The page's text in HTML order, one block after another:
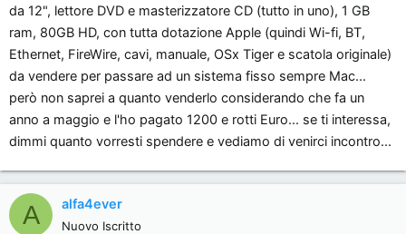
da 12", lettore DVD e masterizzatore CD (tutto in uno), 1 GB
ram, 80GB HD, con tutta dotazione Apple (quindi Wi-fi, BT,
Ethernet, FireWire, cavi, manuale, OSx Tiger e scatola originale)
da vendere per passare ad un sistema fisso sempre Mac...
però non saprei a quanto venderlo considerando che fa un
anno a maggio e l'ho pagato 1200 e rotti Euro... se ti interessa,
dimmi quanto vorresti spendere e vediamo di venirci incontro...
A alfa4ever
Nuovo Iscritto